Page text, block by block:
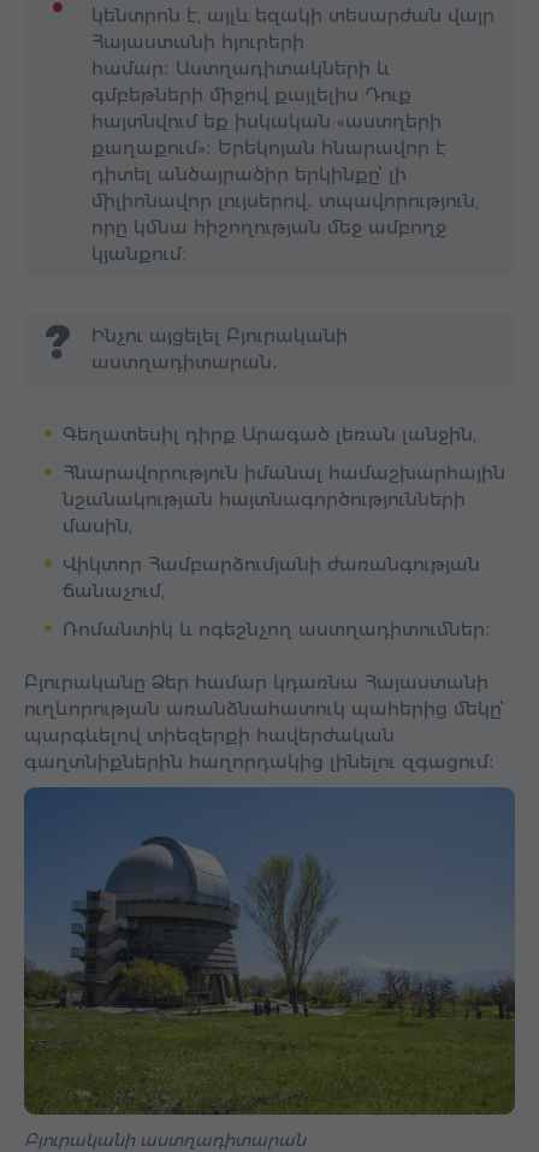
կենտրոն է, այլև եզակի տեսարժան վայր
Հայաստանի հյուրերի
համար։ Աստղադիտակների և
գմբեթների միջով քայլելիս Դուք
հայտնվում եք իսկական «աստղերի
քաղաքում»։ Երեկոյան հնարավոր է
դիտել անծայրածիր երկինքը՝ լի
միլիոնավոր լույսերով․ տպավորություն,
որը կմնա հիշողության մեջ ամբողջ
կյանքում։
Ինչու այցելել Բյուրականի
աստղադիտարան․
Գեղատեսիլ դիրք Արագած լեռան լանջին,
Հնարավորություն իմանալ համաշխարհային
նշանակության հայտնագործությունների
մասին,
Վիկտոր Համբարձումյանի ժառանգության
ճանաչում,
Ռոմանտիկ և ոգեշնչող աստղադիտումներ։
Բյուրականը Ձեր համար կդառնա Հայաստանի
ուղևորության առանձնահատուկ պահերից մեկը՝
պարգևելով տիեզերքի հավերժական
գաղտնիքներին հաղորդակից լինելու զգացում։
Բյուրականի աստղադիտարան